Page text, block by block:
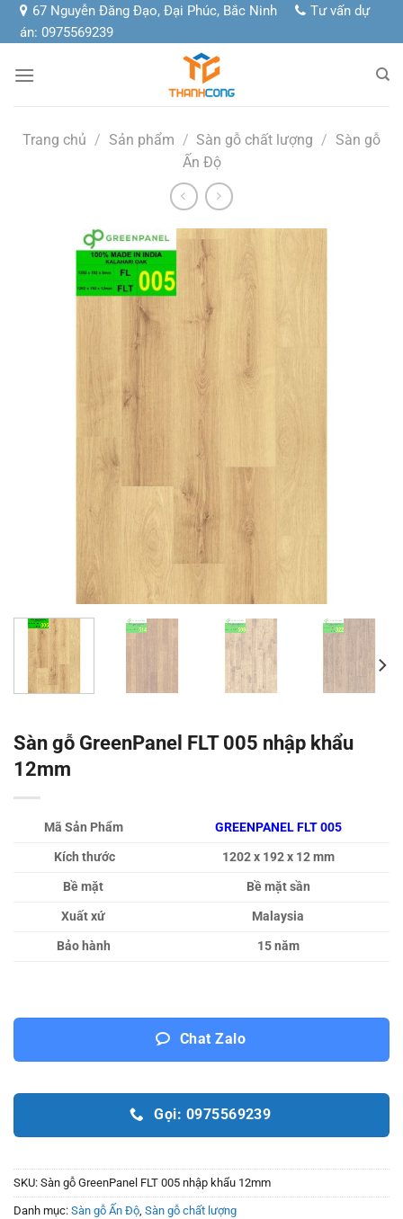
Chuyển
đến
dung
67 Nguyễn Đăng Đạo, Đại Phúc, Bắc Ninh
Tư vấn dự
án: 0975569239
Trang chủ / Sản phẩm / Sàn gỗ chất lượng / Sàn gỗ
Ấn Độ
Sàn gỗ GreenPanel FLT 005 nhập khẩu
12mm
Mã Sản Phẩm
GREENPANEL FLT 005
Kích thước
1202 x 192 x 12 mm
Bề mặt
Bề mặt sần
Xuất xứ
Malaysia
Bảo hành
15 năm
Chat Zalo
Gọi: 0975569239
SKU: Sàn gỗ GreenPanel FLT 005 nhập khẩu 12mm
Danh mục: Sàn gỗ Ấn Độ Sàn gỗ chất lượng